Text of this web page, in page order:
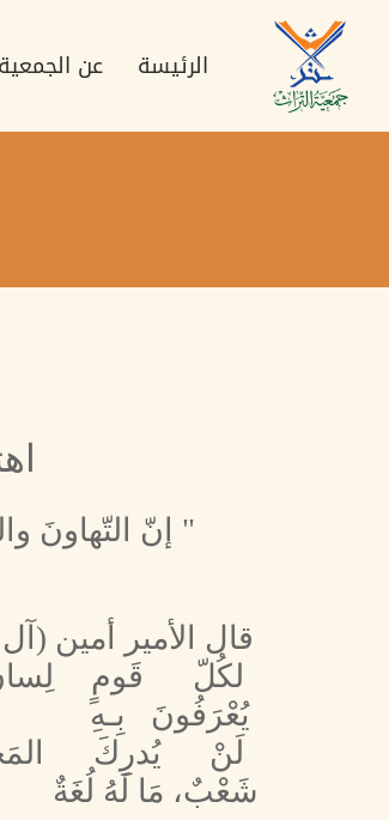
الرئيسي navigation
الرئيسة عن الجمعية
" إنّ التّهاونَ
قال الأمير أمين
لكُلّ قَومٍ
يُعْرَفُونَ بِـهِ
لَنْيُدرِكَ
شَعْبٌ، مَا لَهُ لُغَةٌ